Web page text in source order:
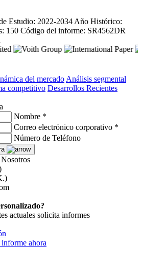
Estudio: 2022-2034 Año Histórico:
150 Código del informe: SR4562DR
del mercado Análisis segmental
competitivo Desarrollos Recientes
Nombre *
Correo electrónico corporativo *
Número de Teléfono
actuales solicita informes
ahora